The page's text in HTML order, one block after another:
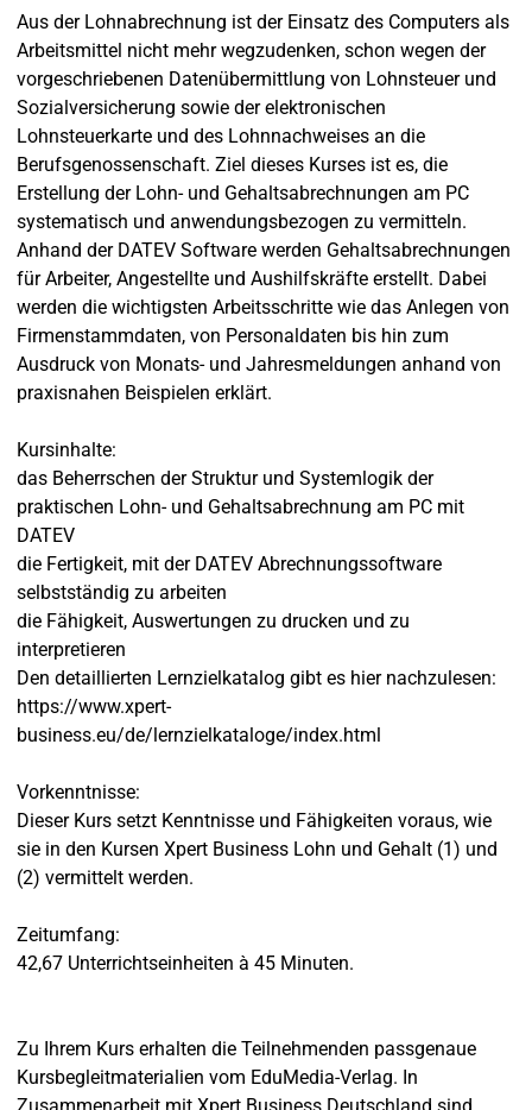
Aus der Lohnabrechnung ist der Einsatz des Computers als
Arbeitsmittel nicht mehr wegzudenken, schon wegen der
vorgeschriebenen Datenübermittlung von Lohnsteuer und
Sozialversicherung sowie der elektronischen
Lohnsteuerkarte und des Lohnnachweises an die
Berufsgenossenschaft. Ziel dieses Kurses ist es, die
Erstellung der Lohn- und Gehaltsabrechnungen am PC
systematisch und anwendungsbezogen zu vermitteln.
Anhand der DATEV Software werden Gehaltsabrechnungen
für Arbeiter, Angestellte und Aushilfskräfte erstellt. Dabei
werden die wichtigsten Arbeitsschritte wie das Anlegen von
Firmenstammdaten, von Personaldaten bis hin zum
Ausdruck von Monats- und Jahresmeldungen anhand von
praxisnahen Beispielen erklärt.
Kursinhalte:
das Beherrschen der Struktur und Systemlogik der
praktischen Lohn- und Gehaltsabrechnung am PC mit
DATEV
die Fertigkeit, mit der DATEV Abrechnungssoftware
selbstständig zu arbeiten
die Fähigkeit, Auswertungen zu drucken und zu
interpretieren
Den detaillierten Lernzielkatalog gibt es hier nachzulesen:
https://www.xpert-
business.eu/de/lernzielkataloge/index.html
Vorkenntnisse:
Dieser Kurs setzt Kenntnisse und Fähigkeiten voraus, wie
sie in den Kursen Xpert Business Lohn und Gehalt (1) und
(2) vermittelt werden.
Zeitumfang:
42,67 Unterrichtseinheiten à 45 Minuten.
Zu Ihrem Kurs erhalten die Teilnehmenden passgenaue
Kursbegleitmaterialien vom EduMedia-Verlag. In